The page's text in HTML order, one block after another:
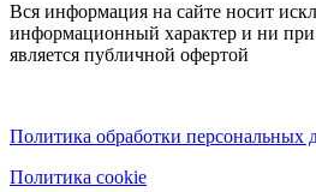
Вся информация на сайте носит
информационный характер и ни при
является публичной офертой
Политика обработки персональных
Политика cookie